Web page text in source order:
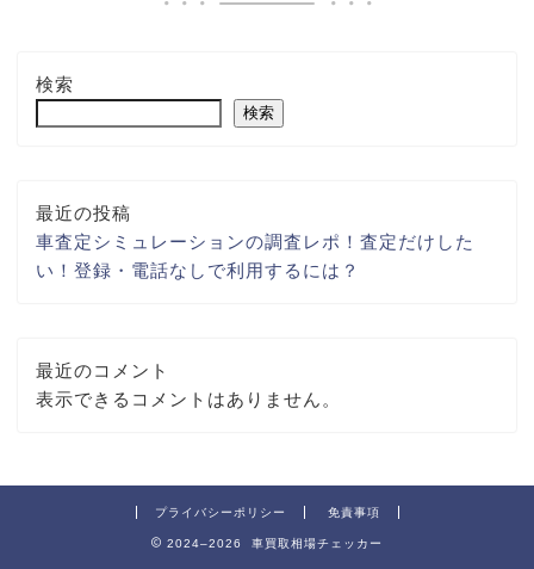
検索
検索
最近の投稿
車査定シミュレーションの調査レポ！査定だけした
い！登録・電話なしで利用するには？
最近のコメント
表示できるコメントはありません。
プライバシーポリシー 免責事項
2024–2026 車買取相場チェッカー